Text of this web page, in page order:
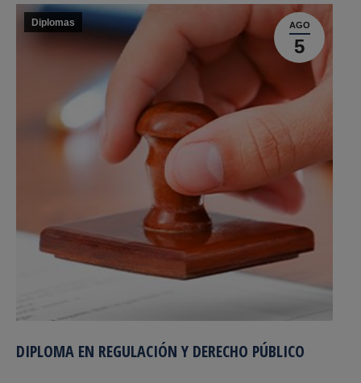
AGO
5
Diplomas
DIPLOMA EN REGULACIÓN Y DERECHO PÚBLICO